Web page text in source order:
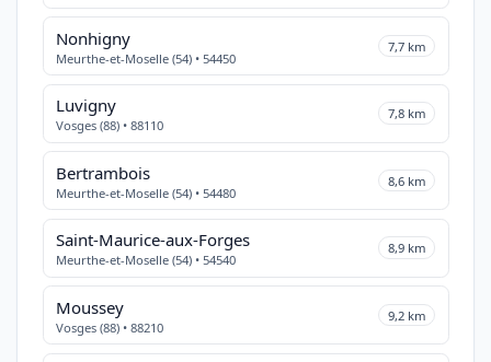
Nonhigny
Meurthe-et-Moselle (54) • 54450
7,7 km
Luvigny
Vosges (88) • 88110
7,8 km
Bertrambois
Meurthe-et-Moselle (54) • 54480
8,6 km
Saint-Maurice-aux-Forges
Meurthe-et-Moselle (54) • 54540
8,9 km
Moussey
Vosges (88) • 88210
9,2 km